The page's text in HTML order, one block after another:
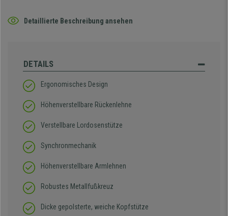
Detaillierte Beschreibung ansehen
DETAILS
Ergonomisches Design
Höhenverstellbare Rückenlehne
Verstellbare Lordosenstütze
Synchronmechanik
Höhenverstellbare Armlehnen
Robustes Metallfußkreuz
Dicke gepolsterte, weiche Kopfstütze